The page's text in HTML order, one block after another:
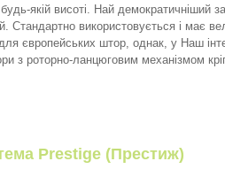
Prestige (Престиж)
якій висоті. Най демократичніший
Стандартно використовується і має
європейських штор, однак, у Наш
з роторно-ланцюговим механізмом